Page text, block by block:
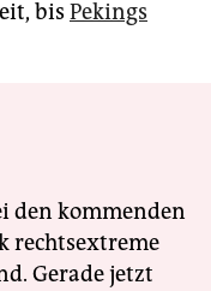
bis Pekings
den kommenden
rechtsextreme
Gerade jetzt